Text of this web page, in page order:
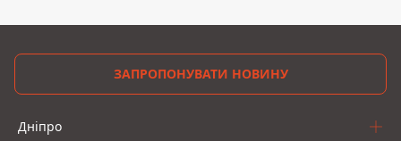
ЗАПРОПОНУВАТИ НОВИНУ
Дніпро